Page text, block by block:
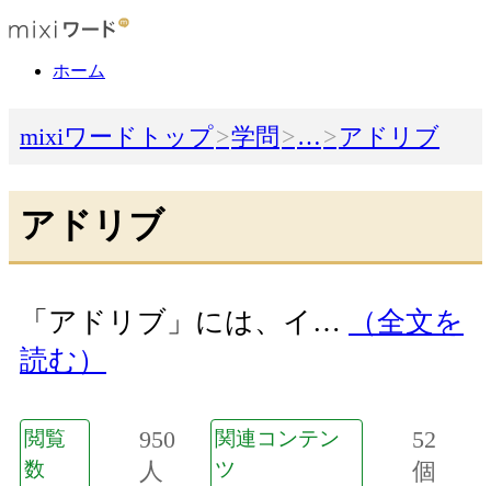
ホーム
mixiワードトップ 学問 … アドリブ
アドリブ
「アドリブ」には、イ…
（全文を
読む）
閲覧
数
950
人
関連コンテン
ツ
52
個